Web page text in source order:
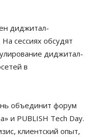
диджитал-
сессиях обсудят
диджитал-
в
объединит форум
и PUBLISH Tech Day.
клиентский опыт,